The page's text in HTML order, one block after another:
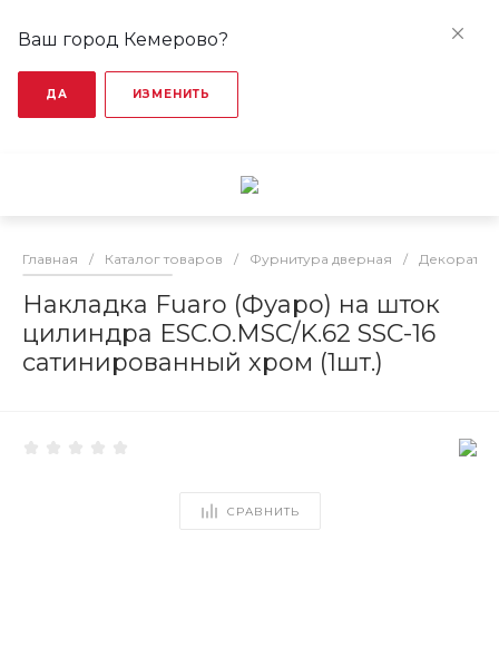
Ваш город Кемерово?
ДА ИЗМЕНИТЬ
Главная / Каталог товаров / Фурнитура дверная /
Накладка Fuaro (Фуаро) на шток
цилиндра ESC.O.MSC/K.62 SSC-16
сатинированный хром (1шт.)
СРАВНИТЬ